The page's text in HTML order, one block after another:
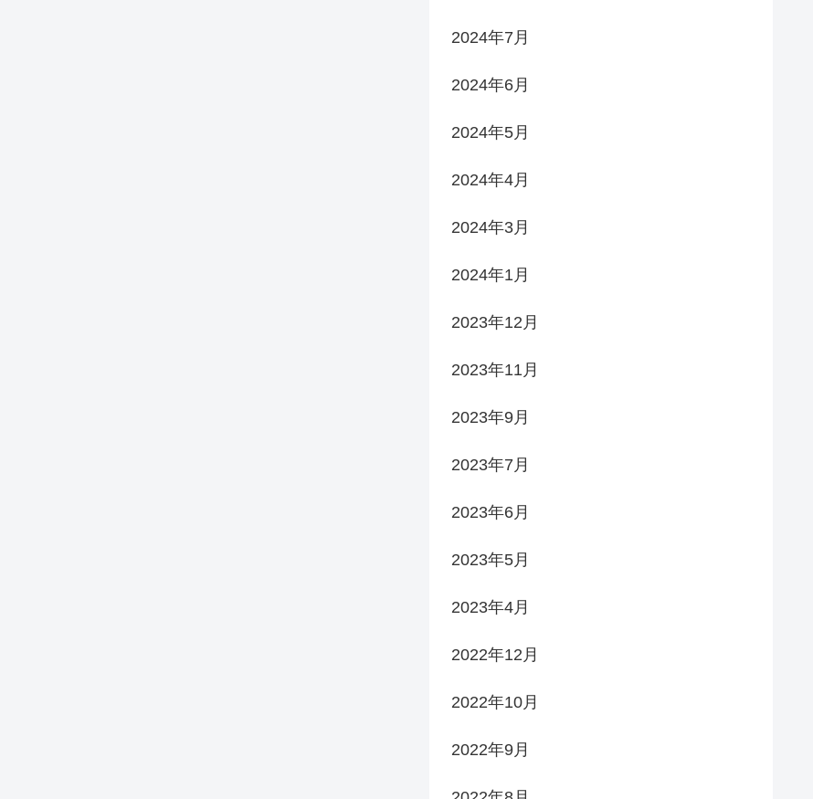
2024年7月
2024年6月
2024年5月
2024年4月
2024年3月
2024年1月
2023年12月
2023年11月
2023年9月
2023年7月
2023年6月
2023年5月
2023年4月
2022年12月
2022年10月
2022年9月